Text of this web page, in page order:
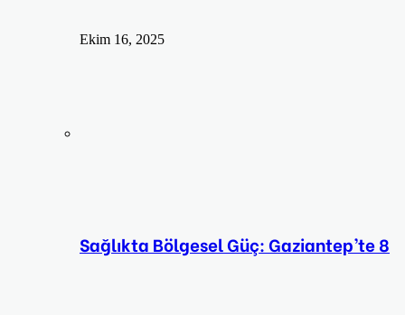
Ekim 16, 2025
Sağlıkta Bölgesel Güç: Gaziantep’te 8